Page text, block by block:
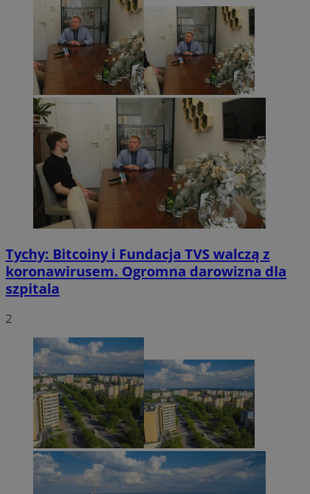
Tychy: Bitcoiny i Fundacja TVS walczą z
koronawirusem. Ogromna darowizna dla
szpitala
2